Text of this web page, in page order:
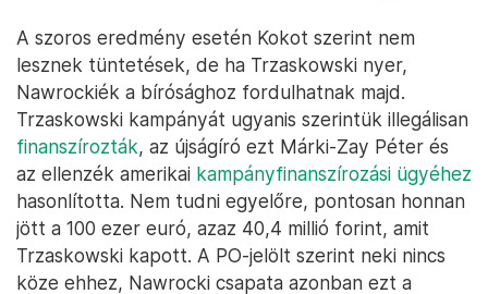
A szoros eredmény esetén Kokot szerint nem
lesznek tüntetések, de ha Trzaskowski nyer,
Nawrockiék a bírósághoz fordulhatnak majd.
Trzaskowski kampányát ugyanis szerintük illegálisan
finanszírozták, az újságíró ezt Márki-Zay Péter és
az ellenzék amerikai kampányfinanszírozási ügyéhez
hasonlította. Nem tudni egyelőre, pontosan honnan
jött a 100 ezer euró, azaz 40,4 millió forint, amit
Trzaskowski kapott. A PO-jelölt szerint neki nincs
köze ehhez, Nawrocki csapata azonban ezt a